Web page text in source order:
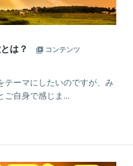
は？
コンテンツ
テーマにしたいのですが、み
ご自身で感じま...